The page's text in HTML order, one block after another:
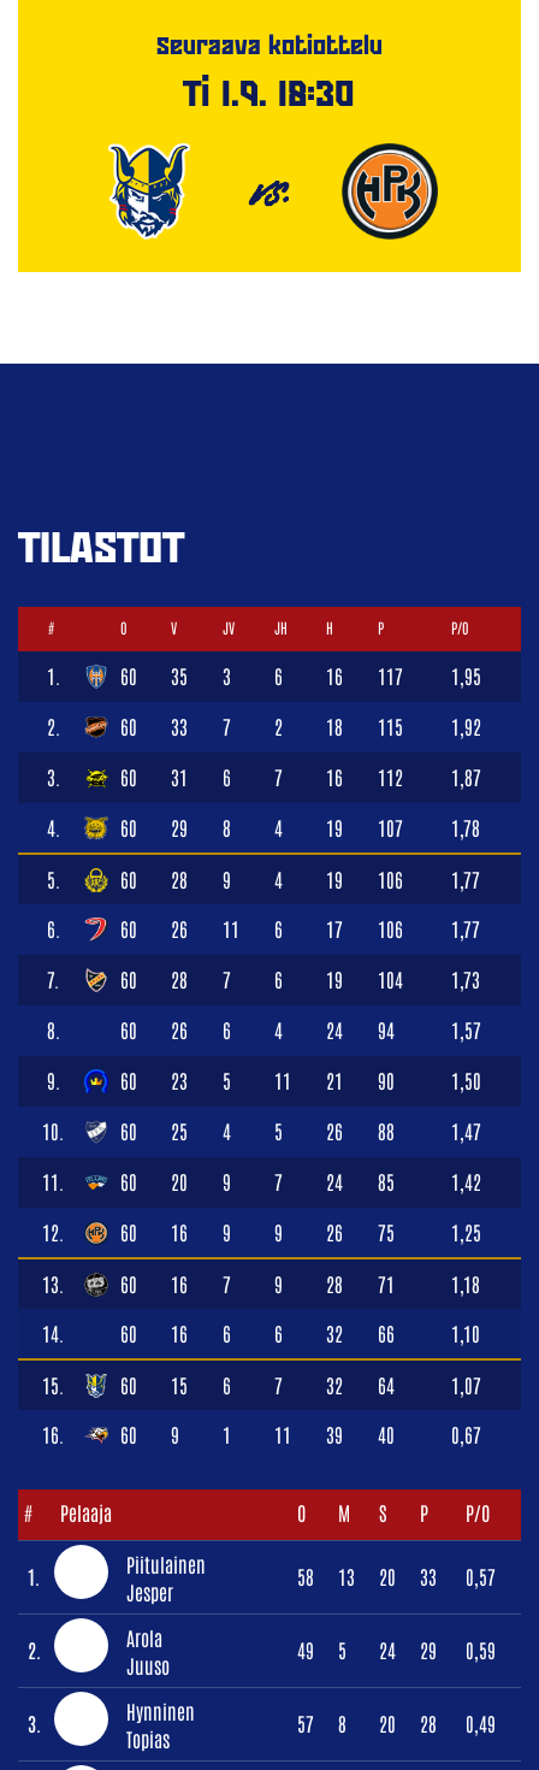
Seuraava kotiottelu
Ti 1.9. 18:30
VS.
TILASTOT
# O V JV JH H P P/O
1. 60 35 3 6 16 117 1,95
2. 60 33 7 2 18 115 1,92
3. 60 31 6 7 16 112 1,87
4. 60 29 8 4 19 107 1,78
5. 60 28 9 4 19 106 1,77
6. 60 26 11 6 17 106 1,77
7. 60 28 7 6 19 104 1,73
8. 60 26 6 4 24 94 1,57
9. 60 23 5 11 21 90 1,50
10. 60 25 4 5 26 88 1,47
11. 60 20 9 7 24 85 1,42
12. 60 16 9 9 26 75 1,25
13. 60 16 7 9 28 71 1,18
14. 60 16 6 6 32 66 1,10
15. 60 15 6 7 32 64 1,07
16. 60 9 1 11 39 40 0,67
# Pelaaja O M S P P/O
1.
Piitulainen
Jesper
58 13 20 33 0,57
2.
Arola
Juuso
49 5 24 29 0,59
3.
Hynninen
Topias
57 8 20 28 0,49